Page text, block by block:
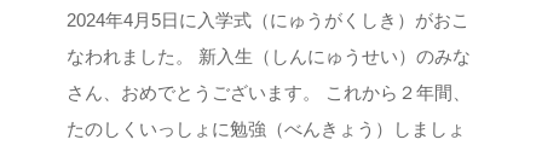
2024年4月5日に入学式（にゅうがくしき）がおこ
なわれました。 新入生（しんにゅうせい）のみな
さん、おめでとうございます。 これから２年間、
たのしくいっしょに勉強（べんきょう）しましょ